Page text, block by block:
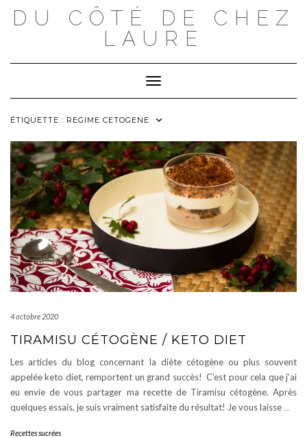
DU CÔTÉ DE CHEZ
LAURE
Toggle Navigation
ÉTIQUETTE : REGIME CETOGENE
4 octobre 2020
TIRAMISU CÉTOGÈNE / KETO DIET
Les articles du blog concernant la diète cétogène ou plus souvent
appelée keto diet, remportent un grand succès! C’est pour cela que j’ai
eu envie de vous partager ma recette de Tiramisu cétogène. Après
quelques essais, je suis vraiment satisfaite du résultat! Je vous laisse …
Recettes sucrées